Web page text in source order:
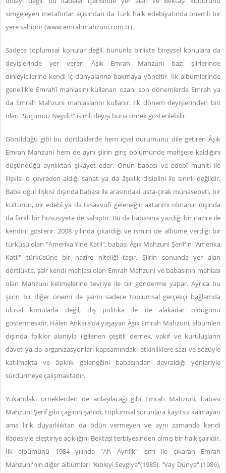
simgeleyen metaforlar açısından da Türk halk edebiyatında önemli bir
yere sahiptir(www.emrahmahzuni.com.tr).
Sadece toplumsal konular değil, bununla birlikte bireysel konulara da
deyişlerinde yer veren Âşık Emrah Mahzuni bazı şiirlerinde
dinleyicilerine kendi iç dünyalarına bakmaya yöneltir. İlk albümlerinde
genellikle Emrahî mahlasını kullanan ozan, son dönemlerde Emrah ya
da Emrah Mahzuni mahlaslarını kullanır. İlk dönem deyişlerinden biri
olan "Suçumuz Neydi?" isimli deyişi buna örnek gösterilebilir.
Görüldüğü gibi bu dörtlüklerde hem içsel durumunu dile getiren Âşık
Emrah Mahzuni hem de aynı şiirin giriş bölümünde mahşere kaldığını
düşündüğü ayrılıktan şikâyet eder. Onun babası ve edebî muhiti ile
ilişkisi o çevreden aldığı sanat ya da âşıklık disiplini ile sınırlı değildir.
Baba oğul ilişkisi dışında babası ile arasındaki usta-çırak münasebeti, bir
kültürün, bir edebî ya da tasavvufi geleneğin aktarımı olmanın dışında
da farklı bir hususiyete de sahiptir. Bu da babasına yazdığı bir nazire ile
kendini gösterir. 2008 yılında çıkardığı ve ismini de albüme verdiği bir
türküsü olan "Amerika Yine Katil", babası Âşık Mahzuni Şerif'in "Amerika
Katil" türküsüne bir nazire niteliği taşır. Şiirin sonunda yer alan
dörtlükte, şair kendi mahlası olan Emrah Mahzuni ve babasının mahlası
olan Mahzuni kelimelerine tevriye ile bir gönderme yapar. Ayrıca bu
şiirin bir diğer önemi de şairin sadece toplumsal gerçekçi bağlamda
ulusal konularla değil, dış politika ile de alakadar olduğunu
göstermesidir. Hâlen Ankara’da yaşayan Âşık Emrah Mahzuni, albümleri
dışında folklor alanıyla ilgilenen çeşitli dernek, vakıf ve kuruluşların
davet ya da organizasyonları kapsamındaki etkinliklere sazı ve sözüyle
katılmakta ve âşıklık geleneğini babasından devraldığı yönleriyle
sürdürmeye çalışmaktadır.
Yukarıdaki örneklerden de anlaşılacağı gibi Emrah Mahzuni, babası
Mahzuni Şerif gibi çağının şahidi, toplumsal sorunlara kayıtsız kalmayan
ama lirik duyarlılıktan da ödün vermeyen ve aynı zamanda kendi
ifadesiyle eleştiriye açıklığını Bektaşi terbiyesinden almış bir halk şairidir.
İlk albümünü 1984 yılında "Ah Ayrılık" ismi ile çıkaran Emrah
Mahzuni'nin diğer albümleri "Kıbleyi Sevgiye"(1985), "Vay Dünya" (1986),